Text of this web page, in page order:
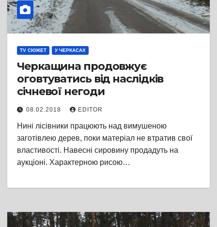
TV СЮЖЕТ У ЧЕРКАСАХ
Черкащина продовжує
оговтуватись від наслідків
січневої негоди
08.02.2018 EDITOR
Нині лісівники працюють над вимушеною
заготівлею дерев, поки матеріал не втратив свої
властивості. Навесні сировину продадуть на
аукціоні. Характерною рисою…